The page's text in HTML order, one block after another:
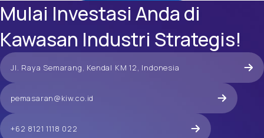
Mulai Investasi Anda di
Kawasan Industri Strategis!
Jl. Raya Semarang, Kendal KM 12, Indonesia
pemasaran@kiw.co.id
+62 8121 1118 022